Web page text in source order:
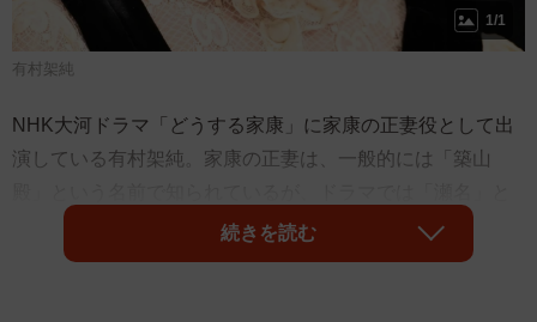
1/1
有村架純
NHK大河ドラマ「どうする家康」に家康の正妻役として出
演している有村架純。家康の正妻は、一般的には「築山
いう名で登場している。続きを読む